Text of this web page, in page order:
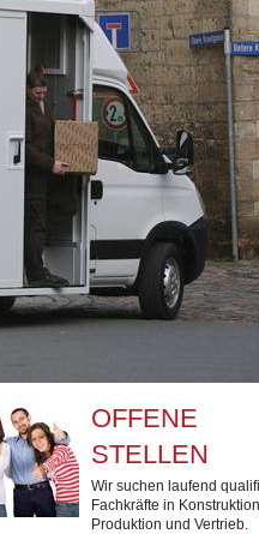
OFFENE
STELLEN
Wir suchen laufend
Fachkräfte in
Produktion und Vertrieb.